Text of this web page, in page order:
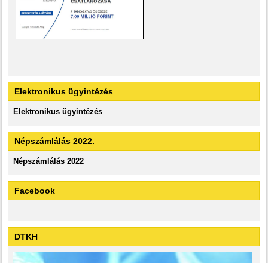
Elektronikus ügyintézés
Elektronikus ügyintézés
Népszámlálás 2022.
Népszámlálás 2022
Facebook
DTKH